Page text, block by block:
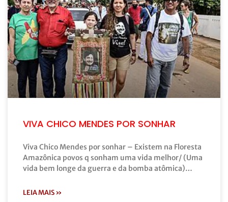
VIVA CHICO MENDES POR SONHAR
Viva Chico Mendes por sonhar – Existem na Floresta
Amazônica povos q sonham uma vida melhor/ (Uma
vida bem longe da guerra e da bomba atômica)…
LEIA MAIS »